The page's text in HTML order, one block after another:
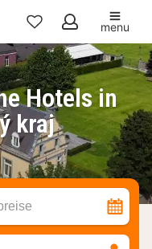
Meine
Favoriten
menu
Hotels in
kraj